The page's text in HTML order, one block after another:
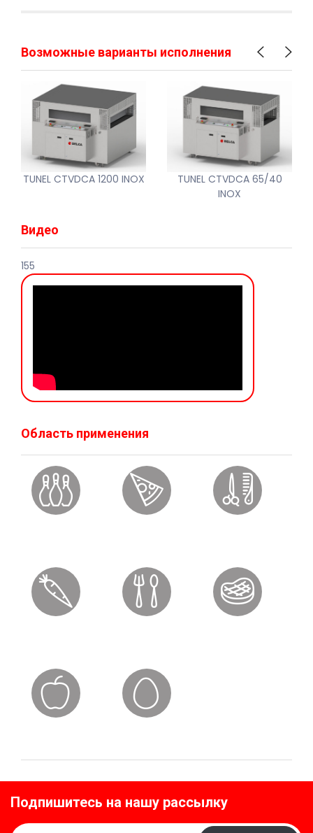
Возможные варианты исполнения
TUNEL CTVDCA 1200 INOX
TUNEL CTVDCA 65/40
INOX
Видео
155
Область применения
Подпишитесь на нашу рассылку